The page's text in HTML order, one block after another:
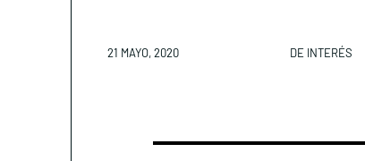
21 MAYO, 2020 DE INTERÉS